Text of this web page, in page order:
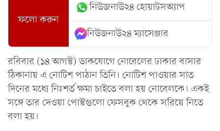
ফলো করুন
নিউজনাউ২৪ হোয়াটসঅ্যাপ
নিউজনাউ২৪ ম্যাসেঞ্জার
রবিবার (১৪ আগস্ট) ডাকযোগে নোবেলের ঢাকার বাসার
ঠিকানায় এ নোটিশ পাঠান তিনি। নোটিশ পাওয়ার সাত
দিনের মধ্যে নিঃশর্ত ক্ষমা চাইতে বলা হয় নোবেলকে। একই
সঙ্গে তার দেওয়া পোস্টগুলো ফেসবুক থেকে সরিয়ে নিতে
বলা হয়।